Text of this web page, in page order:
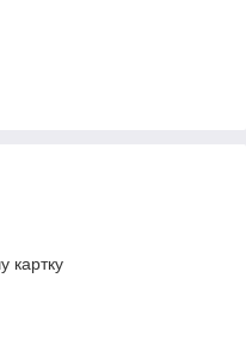
картку